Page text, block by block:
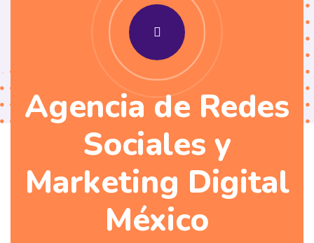
Agencia de Redes
Sociales y
Marketing Digital
México